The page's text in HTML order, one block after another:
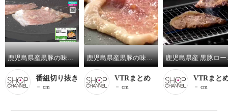
鹿児島県産黒豚の味噌漬け （切り落とし）
番組切り抜き
－ cm
鹿児島県産黒豚の味噌漬け （切り落とし）
VTRまとめ
－ cm
鹿児
VTRまと
－ cm